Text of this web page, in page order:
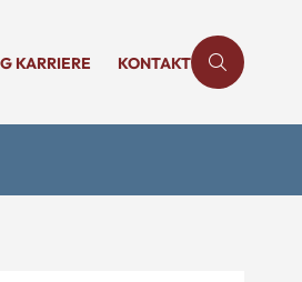
KARRIERE KONTAKT